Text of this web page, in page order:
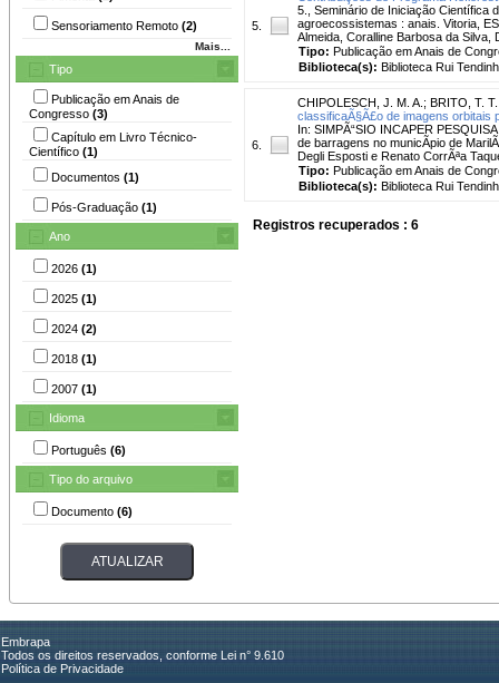
Sensoriamento Remoto (2)
Mais...
Tipo
Publicação em Anais de
Congresso (3)
Capítulo em Livro Técnico-
Científico (1)
Documentos (1)
Pós-Graduação (1)
Ano
2026 (1)
2025 (1)
2024 (2)
2018 (1)
2007 (1)
Idioma
Português (6)
Tipo do arquivo
Documento (6)
5.
5., Seminário de Iniciação Científica
agroecossistemas : anais. Vitoria,
Almeida, Coralline Barbosa da
Tipo: Publicação em Anais de
Biblioteca(s): Biblioteca Rui
6.
CHIPOLESCH, J. M. A. ; BRITO, T. T.
classificaÃ§Ã£o de imagens orbitais
In: SIMPÃ“SIO INCAPER
de barragens no municÃ­pio de
Degli Esposti e Renato CorrÃªa
Tipo: Publicação em Anais de
Biblioteca(s): Biblioteca Rui
Registros recuperados : 6
Embrapa
Todos os direitos reservados, conforme Lei n° 9.610
Política de Privacidade